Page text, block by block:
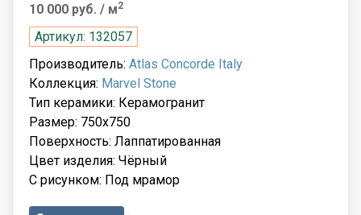
10 000 руб. / м2
Артикул: 132057
Производитель: Atlas Concorde Italy
Коллекция: Marvel Stone
Тип керамики: Керамогранит
Размер: 750x750
Поверхность: Лаппатированная
Цвет изделия: Чёрный
С рисунком: Под мрамор